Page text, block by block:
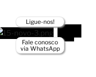
Fale conosco
via WhatsApp
Ligue-nos!